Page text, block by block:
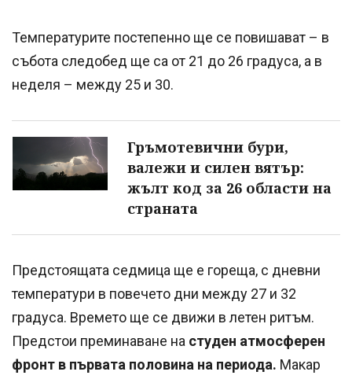
Температурите постепенно ще се повишават – в
събота следобед ще са от 21 до 26 градуса, а в
неделя – между 25 и 30.
Гръмотевични бури,
валежи и силен вятър:
жълт код за 26 области на
страната
Предстоящата седмица ще е гореща, с дневни
температури в повечето дни между 27 и 32
градуса. Времето ще се движи в летен ритъм.
Предстои преминаване на студен атмосферен
фронт в първата половина на периода. Макар